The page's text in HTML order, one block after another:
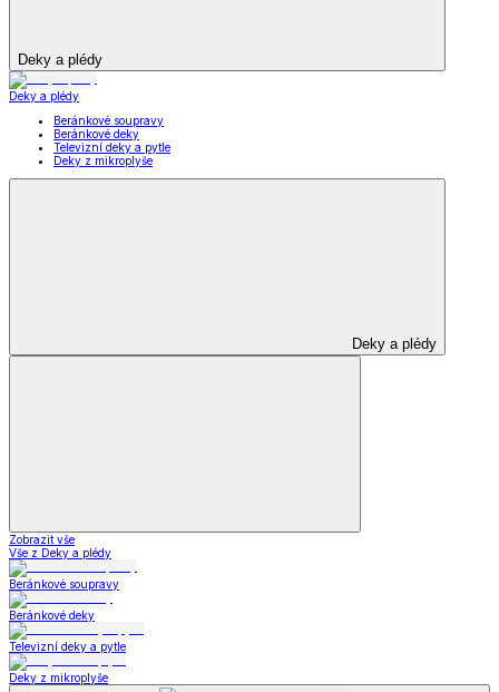
Deky a plédy
Deky a plédy
Beránkové soupravy
Beránkové deky
Televizní deky a pytle
Deky z mikroplyše
Deky a plédy
Zobrazit vše
Vše z Deky a plédy
Beránkové soupravy
Beránkové deky
Televizní deky a pytle
Deky z mikroplyše